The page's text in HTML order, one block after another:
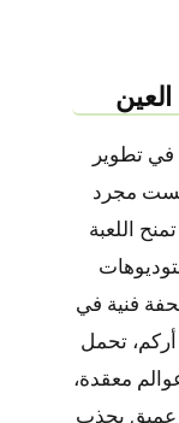
تطوير
مجرد
اللعبة
فنية في
تحمل
معقدة،
عميق يجذب